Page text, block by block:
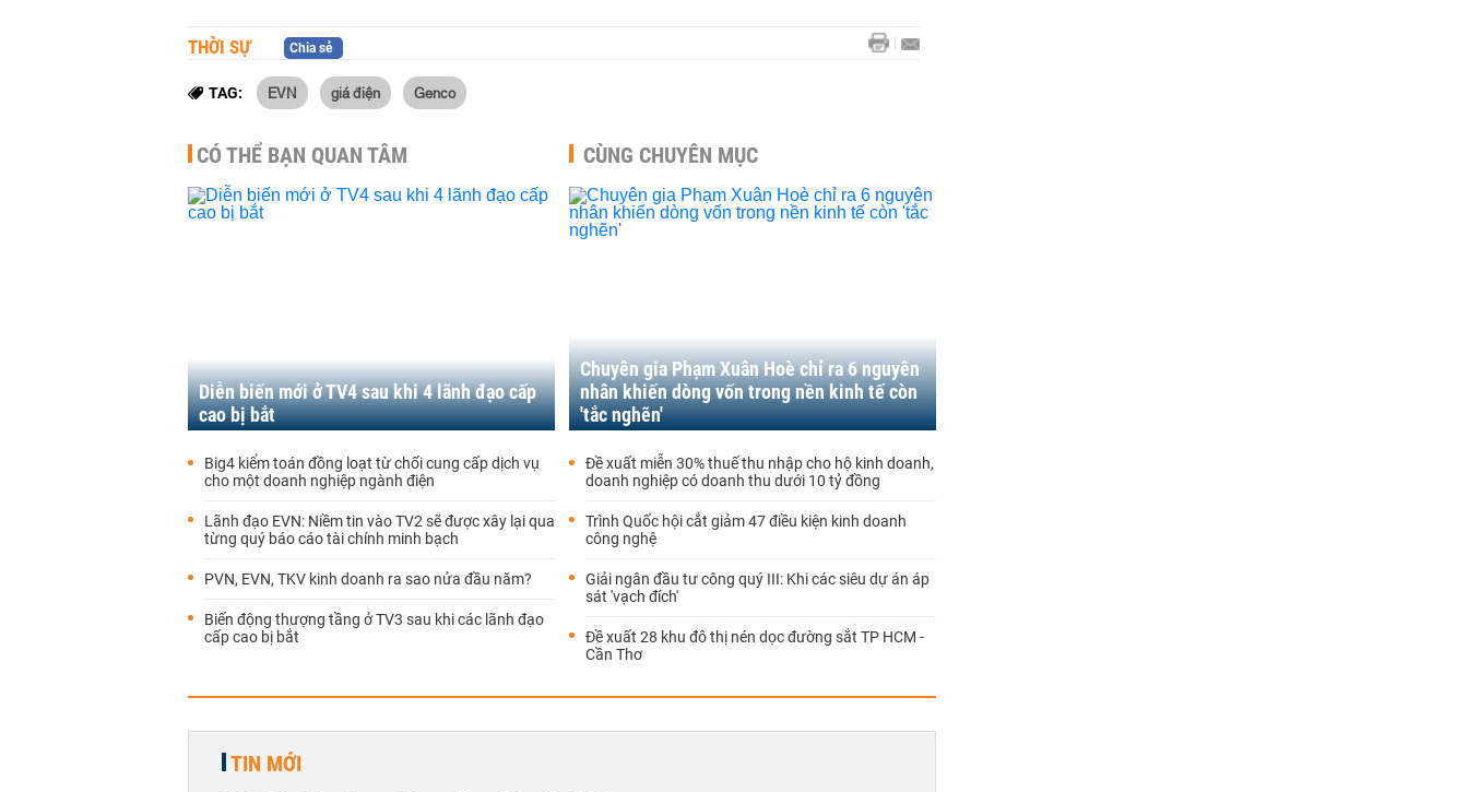
THỜI SỰ Chia sẻ
TAG: EVN giá điện Genco
CÓ THỂ BẠN QUAN TÂM
Diễn biến mới ở TV4 sau khi 4 lãnh đạo cấp
cao bị bắt
Big4 kiểm toán đồng loạt từ chối cung cấp dịch vụ
cho một doanh nghiệp ngành điện
Lãnh đạo EVN: Niềm tin vào TV2 sẽ được xây lại qua
từng quý báo cáo tài chính minh bạch
PVN, EVN, TKV kinh doanh ra sao nửa đầu năm?
Biến động thượng tầng ở TV3 sau khi các lãnh đạo
cấp cao bị bắt
CÙNG CHUYÊN MỤC
Chuyên gia Phạm Xuân Hoè chỉ ra 6 nguyên
nhân khiến dòng vốn trong nền kinh tế còn
'tắc nghẽn'
Đề xuất miễn 30% thuế thu nhập cho hộ kinh doanh,
doanh nghiệp có doanh thu dưới 10 tỷ đồng
Trình Quốc hội cắt giảm 47 điều kiện kinh doanh
công nghệ
Giải ngân đầu tư công quý III: Khi các siêu dự án áp
sát 'vạch đích'
Đề xuất 28 khu đô thị nén dọc đường sắt TP HCM -
Cần Thơ
TIN MỚI